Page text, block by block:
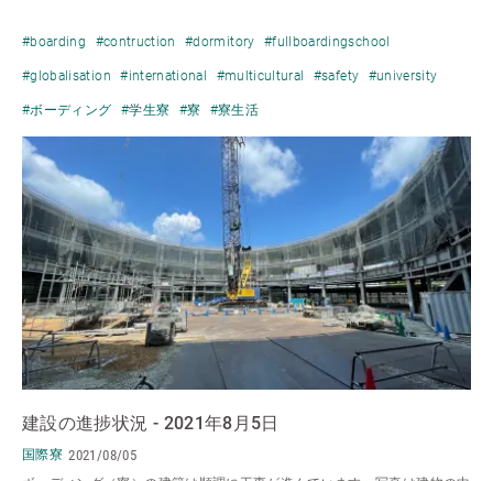
#boarding #contruction #dormitory #fullboardingschool
#globalisation #international #multicultural #safety #university
#ボーディング #学生寮 #寮 #寮生活
建設の進捗状況 - 2021年8月5日
国際寮 2021/08/05